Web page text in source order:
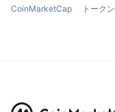
CoinMarketCap トークン